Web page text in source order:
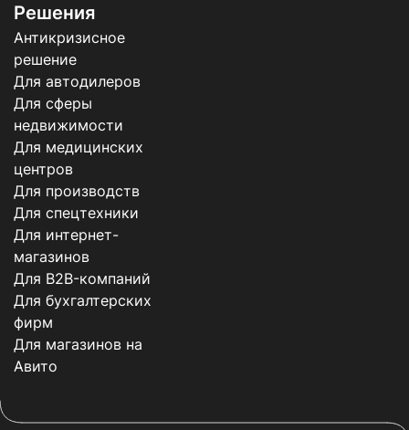
Решения
Антикризисное
решение
Для автодилеров
Для сферы
недвижимости
Для медицинских
центров
Для производств
Для спецтехники
Для интернет-
магазинов
Для B2B-компаний
Для бухгалтерских
фирм
Для магазинов на
Авито